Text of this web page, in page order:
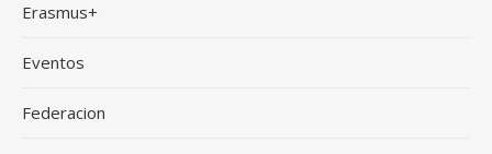
Erasmus+
Eventos
Federacion